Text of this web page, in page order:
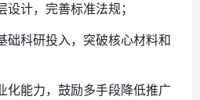
计，完善标准法规；
础科研投入，突破核心材料和
化能力，鼓励多手段降低推广